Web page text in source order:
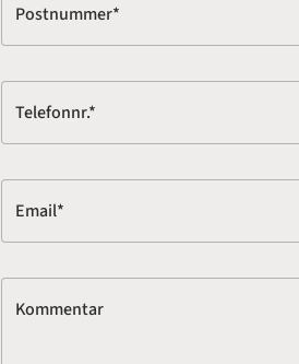
Postnummer*
Telefonnr.*
Email*
Kommentar